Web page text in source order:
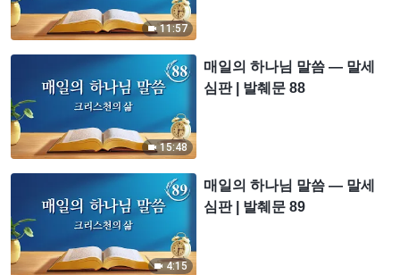
11:57
15:48
매일의 하나님 말씀 ― 말세
심판 | 발췌문 88
4:15
매일의 하나님 말씀 ― 말세
심판 | 발췌문 89